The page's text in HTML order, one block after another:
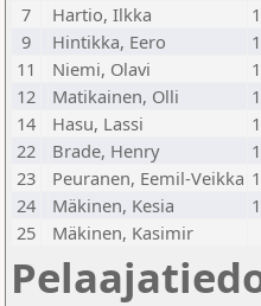
7
Hartio, Ilkka
9
Hintikka, Eero
11
Niemi, Olavi
12
Matikainen, Olli
14
Hasu, Lassi
22
Brade, Henry
23
Peuranen, Eemil-Veikka
24
Mäkinen, Kesia
25
Mäkinen, Kasimir